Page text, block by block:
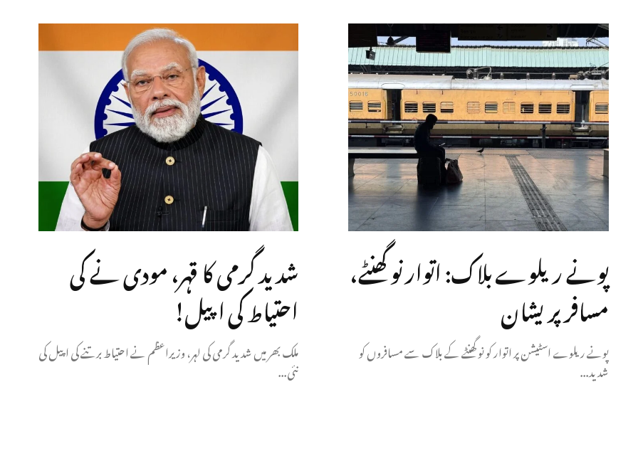
پونے ریلوے بلاک: اتوار نو گھنٹے،
مسافر پریشان
پونے ریلوے اسٹیشن پر اتوار کو نو گھنٹے کے بلاک سے مسافروں کو
شدید...
شدید گرمی کا قہر، مودی نے کی
احتیاط کی اپیل!
ملک بھر میں شدید گرمی کی لہر، وزیراعظم نے احتیاط برتنے کی اپیل کی
نئی...